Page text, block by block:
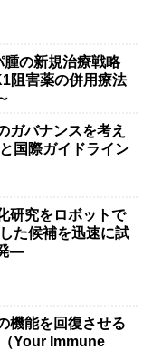
の新規治療戦略
阻害薬の併用療法
ガバナンスを考え
国際ガイドライン
研究をロボットで
た候補を迅速に試
―
機能を回復させる
Your Immune